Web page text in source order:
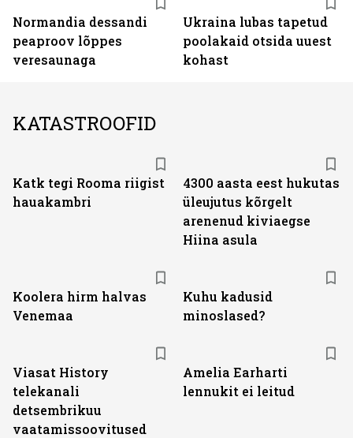
Normandia dessandi
peaproov lõppes
veresaunaga
Ukraina lubas tapetud
poolakaid otsida uuest
kohast
KATASTROOFID
Katk tegi Rooma riigist
hauakambri
4300 aasta eest hukutas
üleujutus kõrgelt
arenenud kiviaegse
Hiina asula
Koolera hirm halvas
Venemaa
Kuhu kadusid
minoslased?
Viasat History
telekanali
detsembrikuu
vaatamissoovitused
Amelia Earharti
lennukit ei leitud